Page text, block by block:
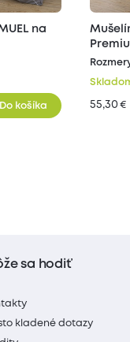
na
Do košíka 55,30 €
sa hodiť
kladené dotazy